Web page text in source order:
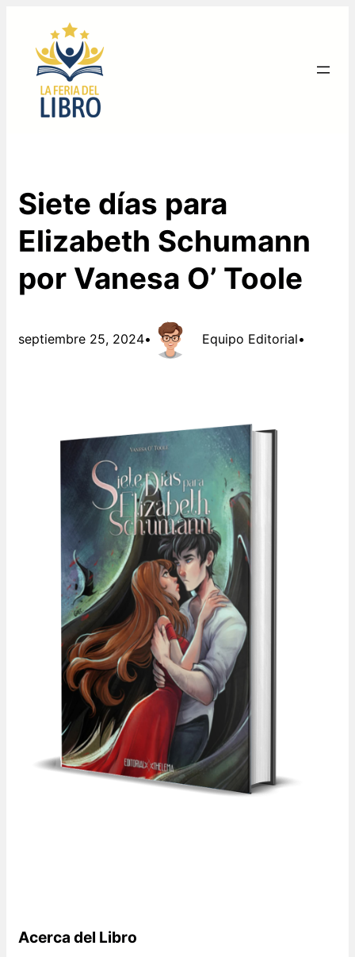
contenido
Siete días para
Elizabeth Schumann
por Vanesa O’ Toole
septiembre 25, 2024• Equipo Editorial•
Acerca del Libro